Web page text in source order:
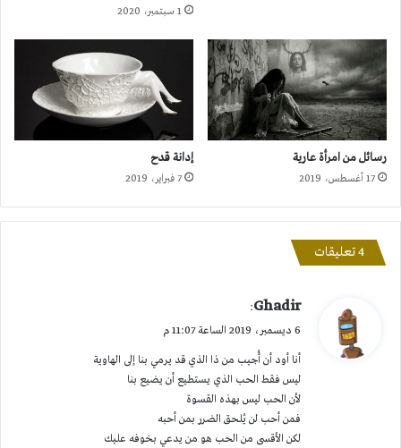
1 سبتمبر، 2020
رسائل من امرأة عارية
17 أغسطس، 2019
إدانة قدح
7 فبراير، 2019
‫4 تعليقات
ي
ل
Ghadir
:
6 ديسمبر، 2019 الساعة 11:07 م
أنا أود أن أُجيب من ذا الذي قد يرمي بنا إلى الهاوية
ليس فقط الحب الذي يستطيع أن يضيع بنا
لأن الحب ليس بهذه القسوة
فمن أحب لن يُلحق الضرر بمن أحبه
لكن الأقسى من الحب هو من يدعي بخوفه عليك